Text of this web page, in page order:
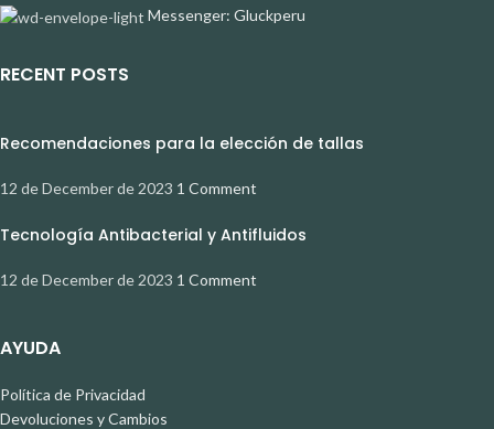
Messenger: Gluckperu
RECENT POSTS
Recomendaciones para la elección de tallas
12 de December de 2023 1 Comment
Tecnología Antibacterial y Antifluidos
12 de December de 2023 1 Comment
AYUDA
Política de Privacidad
Devoluciones y Cambios